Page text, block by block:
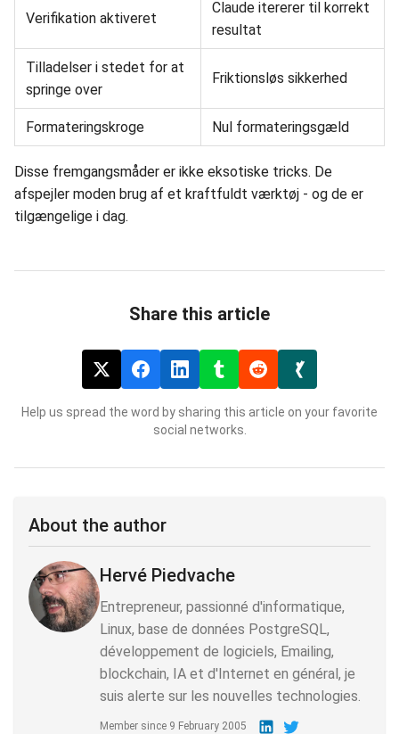
Verifikation aktiveret
Claude itererer til korrekt
resultat
Tilladelser i stedet for at
springe over
Friktionsløs sikkerhed
Formateringskroge Nul formateringsgæld
Disse fremgangsmåder er ikke eksotiske tricks. De
afspejler moden brug af et kraftfuldt værktøj - og de er
tilgængelige i dag.
Share this article
Help us spread the word by sharing this article on your favorite
social networks.
About the author
Hervé Piedvache
Entrepreneur, passionné d'informatique,
Linux, base de données PostgreSQL,
développement de logiciels, Emailing,
blockchain, IA et d'Internet en général, je
suis alerte sur les nouvelles technologies.
Member since 9 February 2005